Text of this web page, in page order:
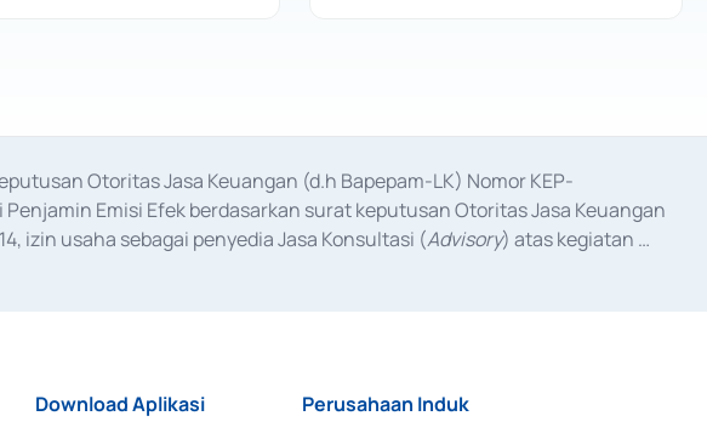
Otoritas Jasa Keuangan (d.h Bapepam-LK) Nomor KEP-
Emisi Efek berdasarkan surat keputusan Otoritas Jasa Keuangan
izin usaha sebagai penyedia Jasa Konsultasi (Advisory) atas kegiatan
Download Aplikasi Perusahaan Induk